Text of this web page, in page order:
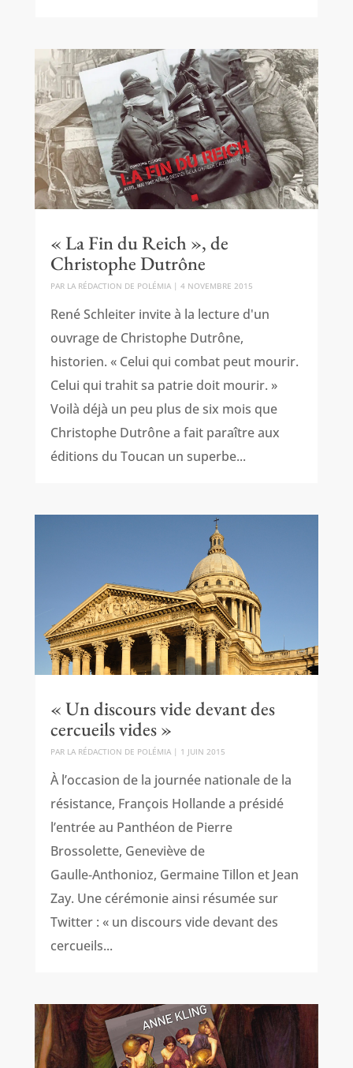
« La Fin du Reich », de
Christophe Dutrône
PAR LA RÉDACTION DE POLÉMIA| 4 NOVEMBRE 2015
René Schleiter invite à la lecture d'un
ouvrage de Christophe Dutrône,
historien. « Celui qui combat peut mourir.
Celui qui trahit sa patrie doit mourir. »
Voilà déjà un peu plus de six mois que
Christophe Dutrône a fait paraître aux
éditions du Toucan un superbe...
« Un discours vide devant des
cercueils vides »
PAR LA RÉDACTION DE POLÉMIA| 1 JUIN 2015
À l’occasion de la journée nationale de la
résistance, François Hollande a présidé
l’entrée au Panthéon de Pierre
Brossolette, Geneviève de
Gaulle‑Anthonioz, Germaine Tillon et Jean
Zay. Une cérémonie ainsi résumée sur
Twitter : « un discours vide devant des
cercueils...